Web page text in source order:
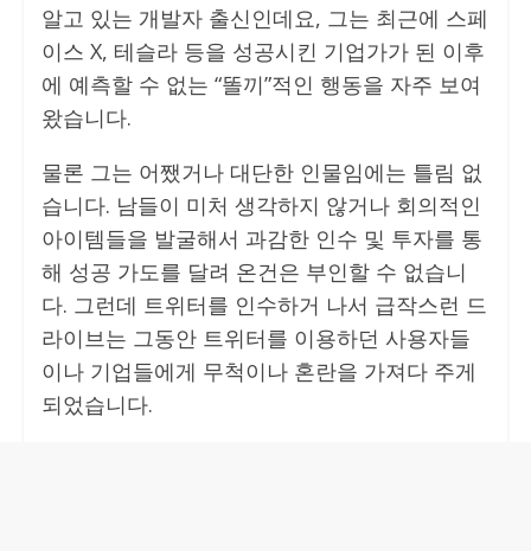
알고 있는 개발자 출신인데요, 그는 최근에 스페
이스 X, 테슬라 등을 성공시킨 기업가가 된 이후
에 예측할 수 없는 “똘끼”적인 행동을 자주 보여
왔습니다.
물론 그는 어쨌거나 대단한 인물임에는 틀림 없
습니다. 남들이 미처 생각하지 않거나 회의적인
아이템들을 발굴해서 과감한 인수 및 투자를 통
해 성공 가도를 달려 온건은 부인할 수 없습니
다. 그런데 트위터를 인수하거 나서 급작스런 드
라이브는 그동안 트위터를 이용하던 사용자들
이나 기업들에게 무척이나 혼란을 가져다 주게
되었습니다.